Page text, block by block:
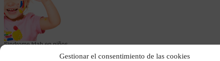
Gestionar el consentimiento de las cookies
Sindrome tdah en niños